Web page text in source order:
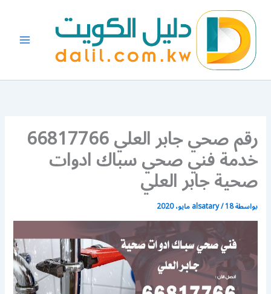
المحتوى
رقم صحي جابر العلي 66817766
خدمة فني صحي سباك ادوات
صحية جابر العلي
بواسطة alsatary/18 مايو، 2020